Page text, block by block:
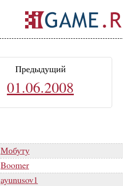
Предыдущий
01.06.2008
Мобуту
Boomer
ayunusov1